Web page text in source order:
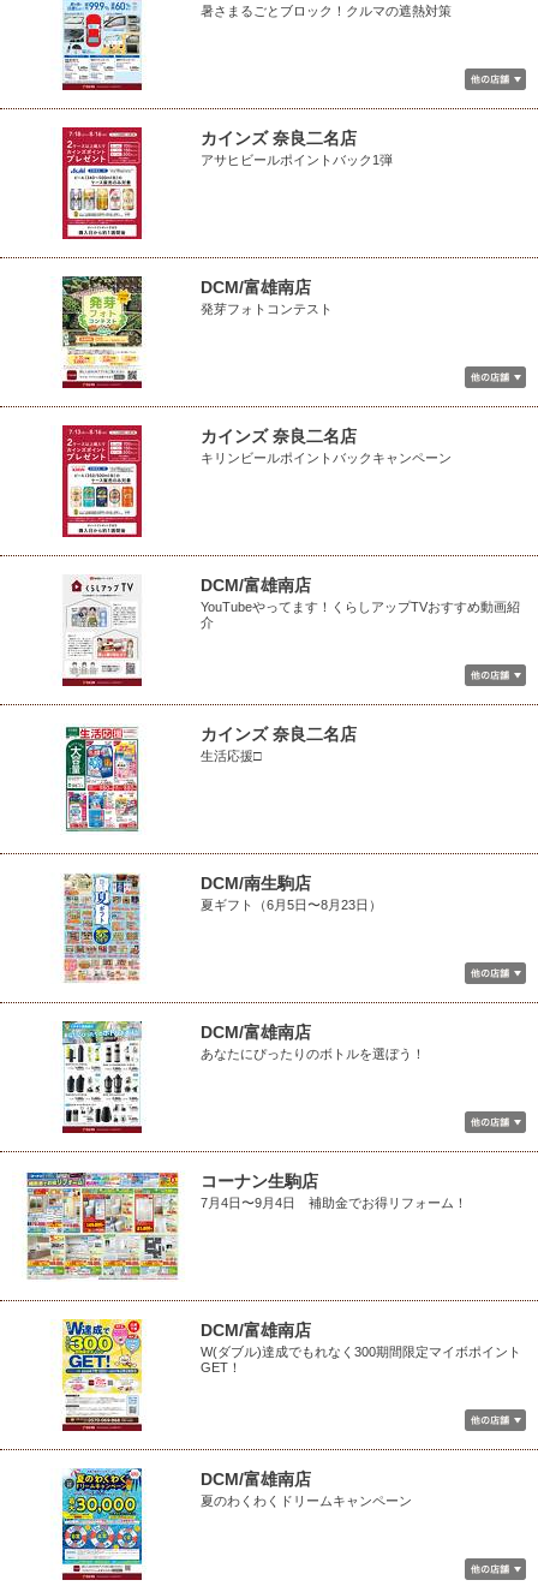
暑さまるごとブロック！クルマの遮熱対策
カインズ 奈良二名店
アサヒビールポイントバック1弾
DCM/富雄南店
発芽フォトコンテスト
カインズ 奈良二名店
キリンビールポイントバックキャンペーン
DCM/富雄南店
YouTubeやってます！くらしアップTVおすすめ動画紹
介
カインズ 奈良二名店
生活応援□
DCM/南生駒店
夏ギフト（6月5日〜8月23日）
DCM/富雄南店
あなたにぴったりのボトルを選ぼう！
コーナン生駒店
7月4日〜9月4日 補助金でお得リフォーム！
DCM/富雄南店
W(ダブル)達成でもれなく300期間限定マイボポイント
GET！
DCM/富雄南店
夏のわくわくドリームキャンペーン